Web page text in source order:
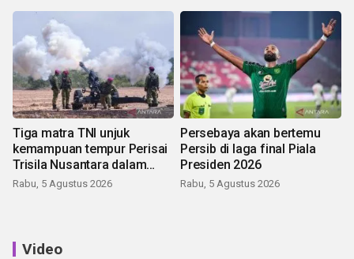
Tiga matra TNI unjuk
kemampuan tempur Perisai
Trisila Nusantara dalam
latihan di Kepri
Rabu, 5 Agustus 2026
Persebaya akan bertemu
Persib di laga final Piala
Presiden 2026
Rabu, 5 Agustus 2026
Video